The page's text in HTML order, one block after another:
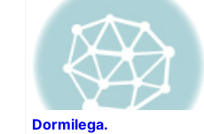
Dormilega.